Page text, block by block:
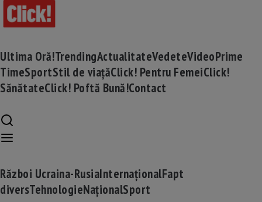
Ultima Oră!TrendingActualitateVedeteVideoPrime
TimeSportStil de viațăClick! Pentru FemeiClick!
SănătateClick! Poftă Bună!Contact
Război Ucraina-RusiaInternaționalFapt
diversTehnologieNaționalSport